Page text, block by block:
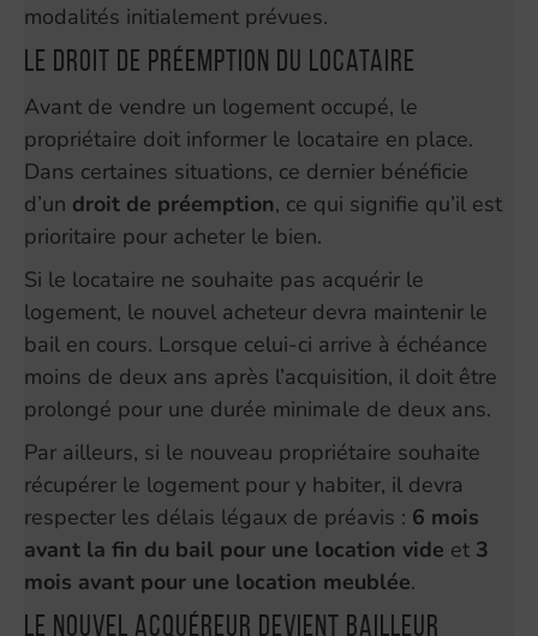
modalités initialement prévues.
Le droit de préemption du locataire
Avant de vendre un logement occupé, le
propriétaire doit informer le locataire en place.
Dans certaines situations, ce dernier bénéficie
d’un droit de préemption, ce qui signifie qu’il est
prioritaire pour acheter le bien.
Si le locataire ne souhaite pas acquérir le
logement, le nouvel acheteur devra maintenir le
bail en cours. Lorsque celui-ci arrive à échéance
moins de deux ans après l’acquisition, il doit être
prolongé pour une durée minimale de deux ans.
Par ailleurs, si le nouveau propriétaire souhaite
récupérer le logement pour y habiter, il devra
respecter les délais légaux de préavis : 6 mois
avant la fin du bail pour une location vide et 3
mois avant pour une location meublée.
Le nouvel acquéreur devient bailleur